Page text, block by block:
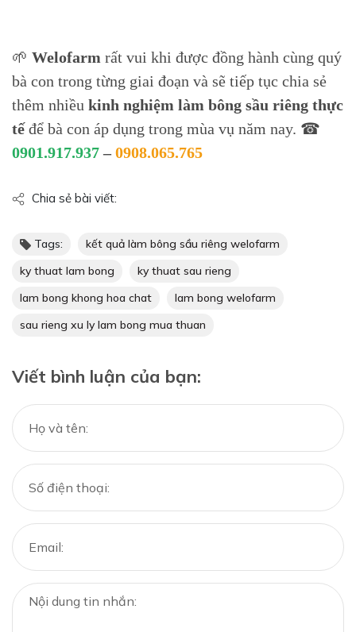
🌱 Welofarm rất vui khi được đồng hành cùng quý
bà con trong từng giai đoạn và sẽ tiếp tục chia sẻ
thêm nhiều kinh nghiệm làm bông sầu riêng thực
tếđể bà con áp dụng trong mùa vụ năm nay. ☎
0901.917.937–0908.065.765
Chia sẻ bài viết:
Tags:
kết quả làm bông sầu riêng welofarm
ky thuat lam bong
ky thuat sau rieng
lam bong khong hoa chat
lam bong welofarm
sau rieng xu ly lam bong mua thuan
Viết bình luận của bạn: